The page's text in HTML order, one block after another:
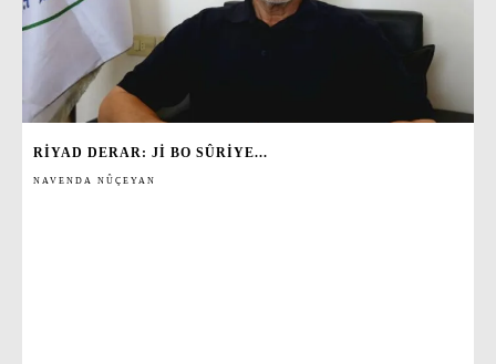
RIYAD DERAR: JI BO SÛRIYE...
NAVENDA NÛÇEYAN